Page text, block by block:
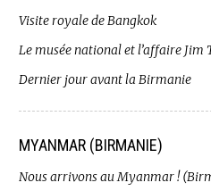
Visite royale de Bangkok
Le musée national et l’affaire Jim
Dernier jour avant la Birmanie
MYANMAR (BIRMANIE)
Nous arrivons au Myanmar !